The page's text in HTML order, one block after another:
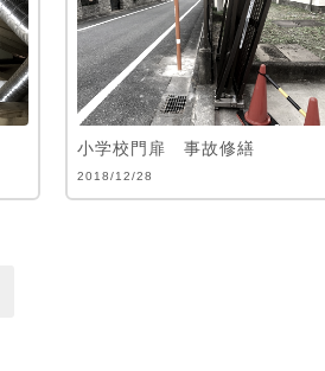
小学校門扉 事故修繕
2018/12/28